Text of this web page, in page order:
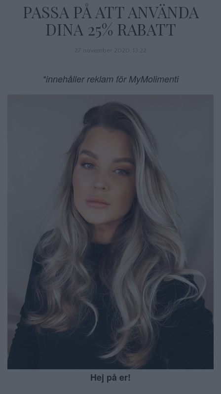
PASSA PÅ ATT ANVÄNDA
DINA 25% RABATT
27 november 2020, 13:22
*innehåller reklam för MyMolimenti
Hej på er!